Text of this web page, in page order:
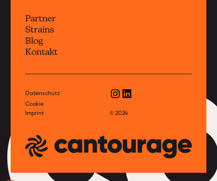
Partner
Strains
Blog
Kontakt
Datenschutz
Cookie
Imprint
© 2024